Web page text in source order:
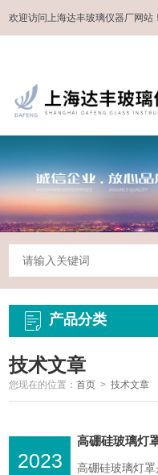
欢迎访问上海达丰玻璃仪器厂网站！
产品分类
技术文章
您现在的位置：首页 >技术文章
2023
高硼硅玻璃灯
高硼硅玻璃灯